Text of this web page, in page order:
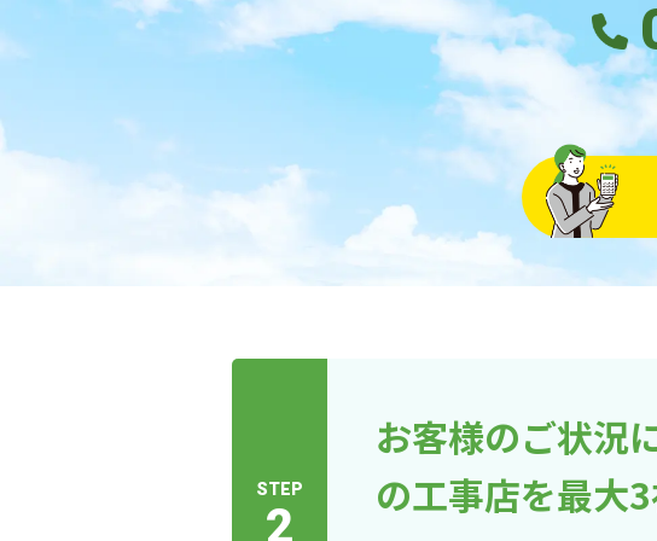
STEP
2
お客様のご状況
の工事店を最大